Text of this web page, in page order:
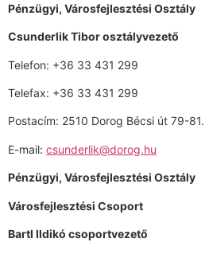
Pénzügyi, Városfejlesztési Osztály
Csunderlik Tibor osztályvezető
Telefon: +36 33 431 299
Telefax: +36 33 431 299
Postacím: 2510 Dorog Bécsi út 79-81.
E-mail: csunderlik@dorog.hu
Pénzügyi, Városfejlesztési Osztály
Városfejlesztési Csoport
Bartl Ildikó csoportvezető